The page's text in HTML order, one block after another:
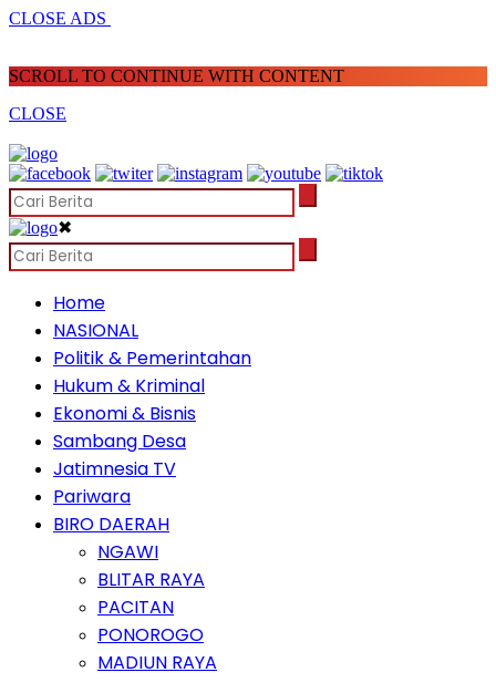
CLOSE ADS
SCROLL TO CONTINUE WITH CONTENT
CLOSE
✖
Home
NASIONAL
Politik & Pemerintahan
Hukum & Kriminal
Ekonomi & Bisnis
Sambang Desa
Jatimnesia TV
Pariwara
BIRO DAERAH
NGAWI
BLITAR RAYA
PACITAN
PONOROGO
MADIUN RAYA